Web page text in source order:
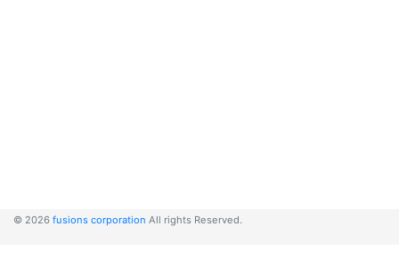
© 2026 fusions corporation All rights Reserved.